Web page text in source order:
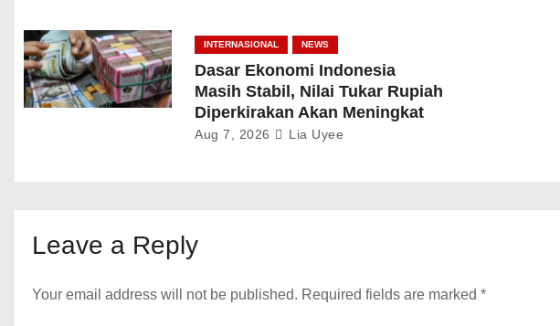
INTERNASIONAL NEWS
Dasar Ekonomi Indonesia
Masih Stabil, Nilai Tukar Rupiah
Diperkirakan Akan Meningkat
Aug 7, 2026 Lia Uyee
Leave a Reply
Your email address will not be published. Required fields are marked *